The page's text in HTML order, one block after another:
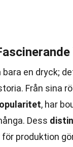
en dryck;
Från sina
, har
Dess
för produktion